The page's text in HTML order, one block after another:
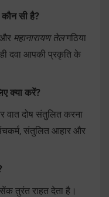
सी है?
महानारायण तेलगठिया
दवा आपकी प्रकृति के
क्या करें?
वात दोष संतुलित करना
संतुलित आहार और
तुरंत राहत देता है।